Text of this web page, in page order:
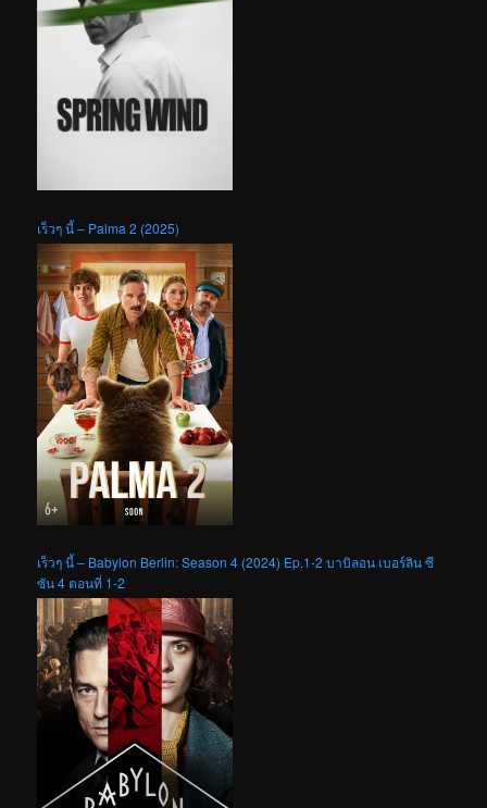
เร็วๆ นี้ – Palma 2 (2025)
เร็วๆ นี้ – Babylon Berlin: Season 4 (2024) Ep.1-2 บาบิลอน เบอร์ลิน ซี
ซัน 4 ตอนที่ 1-2